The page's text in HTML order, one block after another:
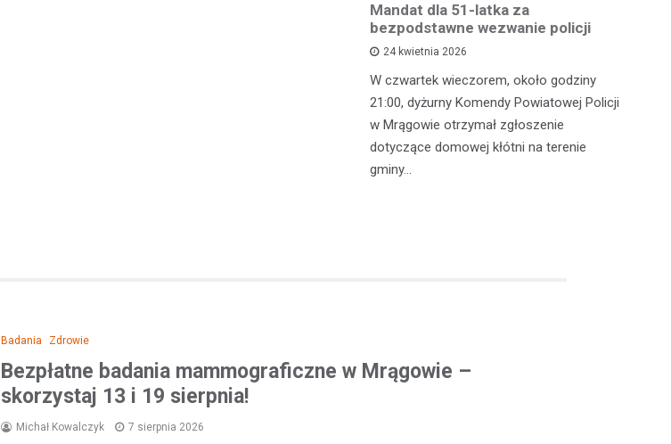
Mandat dla 51-latka za
bezpodstawne wezwanie policji
24 kwietnia 2026
W czwartek wieczorem, około godziny
21:00, dyżurny Komendy Powiatowej Policji
w Mrągowie otrzymał zgłoszenie
dotyczące domowej kłótni na terenie
gminy…
Badania Zdrowie
Bezpłatne badania mammograficzne w Mrągowie –
skorzystaj 13 i 19 sierpnia!
Michał Kowalczyk 7 sierpnia 2026